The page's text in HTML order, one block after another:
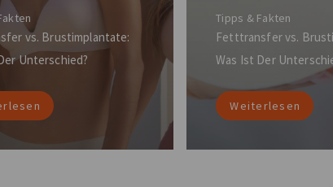
vs. Brustimplantate:
Unterschied?
Tipps & Fakten
Fetttransfer vs.
Was Ist Der
Weiterlesen